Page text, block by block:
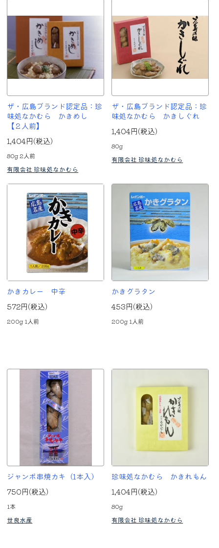
ザ・広島ブランド認定品：珍
味処なかむら かきめし
【２人前】
1,404円(税込)
80g 2人前
有限会社 珍味処なかむら
ザ・広島ブランド認定品：珍
味処なかむら かきしぐれ
1,404円(税込)
80g
有限会社 珍味処なかむら
かきカレー 中辛
572円(税込)
200g 1人前
かきグラタン
453円(税込)
200g 1人前
ジャンボ串焼カキ（1本入）
750円(税込)
1本
世良水産
珍味処なかむら かきれもん
1,404円(税込)
80g
有限会社 珍味処なかむら